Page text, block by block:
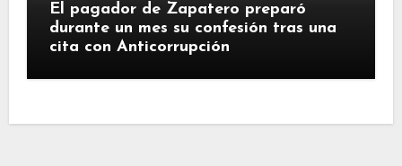
El pagador de Zapatero preparó
durante un mes su confesión tras una
cita con Anticorrupción